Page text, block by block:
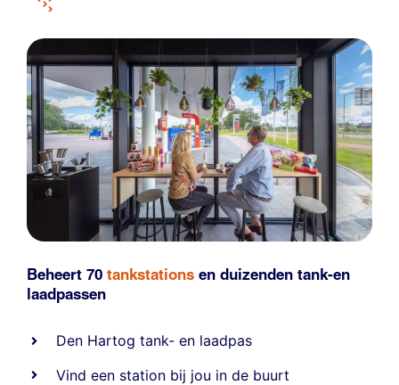
Beheert 70 tankstations en duizenden tank-en
laadpassen
Den Hartog tank- en laadpas
Vind een station bij jou in de buurt